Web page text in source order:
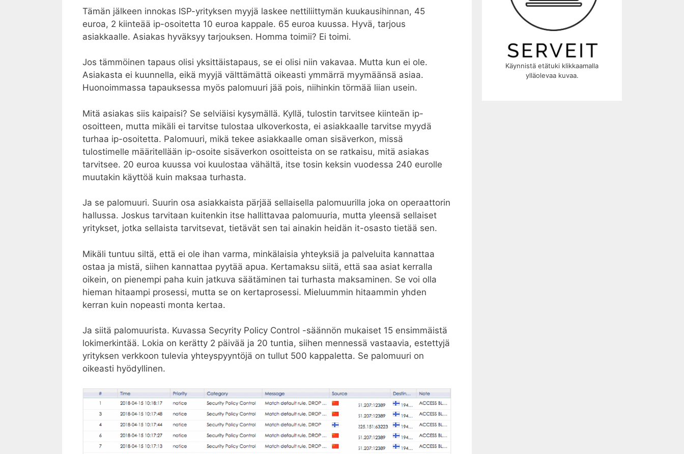
Tämän jälkeen innokas ISP-yrityksen myyjä laskee nettiliittymän kuukausihinnan, 45
euroa, 2 kiinteää ip-osoitetta 10 euroa kappale. 65 euroa kuussa. Hyvä, tarjous
asiakkaalle. Asiakas hyväksyy tarjouksen. Homma toimii? Ei toimi.
Jos tämmöinen tapaus olisi yksittäistapaus, se ei olisi niin vakavaa. Mutta kun ei ole.
Asiakasta ei kuunnella, eikä myyjä välttämättä oikeasti ymmärrä myymäänsä asiaa.
Huonoimmassa tapauksessa myös palomuuri jää pois, niihinkin törmää liian usein.
Mitä asiakas siis kaipaisi? Se selviäisi kysymällä. Kyllä, tulostin tarvitsee kiinteän ip-
osoitteen, mutta mikäli ei tarvitse tulostaa ulkoverkosta, ei asiakkaalle tarvitse myydä
turhaa ip-osoitetta. Palomuuri, mikä tekee asiakkaalle oman sisäverkon, missä
tulostimelle määritellään ip-osoite sisäverkon osoitteista on se ratkaisu, mitä asiakas
tarvitsee. 20 euroa kuussa voi kuulostaa vähältä, itse tosin keksin vuodessa 240 eurolle
muutakin käyttöä kuin maksaa turhasta.
Ja se palomuuri. Suurin osa asiakkaista pärjää sellaisella palomuurilla joka on operaattorin
hallussa. Joskus tarvitaan kuitenkin itse hallittavaa palomuuria, mutta yleensä sellaiset
yritykset, jotka sellaista tarvitsevat, tietävät sen tai ainakin heidän it-osasto tietää sen.
Mikäli tuntuu siltä, että ei ole ihan varma, minkälaisia yhteyksiä ja palveluita kannattaa
ostaa ja mistä, siihen kannattaa pyytää apua. Kertamaksu siitä, että saa asiat kerralla
oikein, on pienempi paha kuin jatkuva säätäminen tai turhasta maksaminen. Se voi olla
hieman hitaampi prosessi, mutta se on kertaprosessi. Mieluummin hitaammin yhden
kerran kuin nopeasti monta kertaa.
Ja siitä palomuurista. Kuvassa Secyrity Policy Control -säännön mukaiset 15 ensimmäistä
lokimerkintää. Lokia on kerätty 2 päivää ja 20 tuntia, siihen mennessä vastaavia, estettyjä
yrityksen verkkoon tulevia yhteyspyyntöjä on tullut 500 kappaletta. Se palomuuri on
oikeasti hyödyllinen.
Käynnistä etätuki klikkaamalla
ylläolevaa kuvaa.